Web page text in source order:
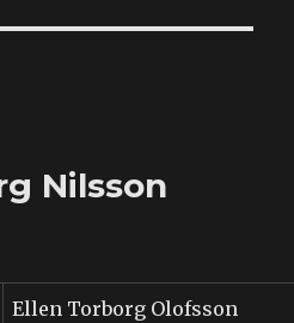
Nilsson
Ellen Torborg Olofsson